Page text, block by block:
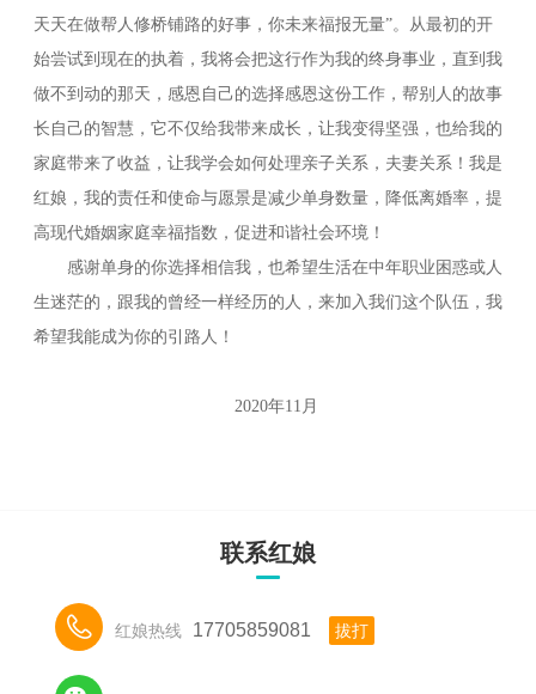
天天在做帮人修桥铺路的好事，你未来福报无量”。从最初的开
始尝试到现在的执着，我将会把这行作为我的终身事业，直到我
做不到动的那天，感恩自己的选择感恩这份工作，帮别人的故事
长自己的智慧，它不仅给我带来成长，让我变得坚强，也给我的
家庭带来了收益，让我学会如何处理亲子关系，夫妻关系！我是
红娘，我的责任和使命与愿景是减少单身数量，降低离婚率，提
高现代婚姻家庭幸福指数，促进和谐社会环境！
感谢单身的你选择相信我，也希望生活在中年职业困惑或人
生迷茫的，跟我的曾经一样经历的人，来加入我们这个队伍，我
希望我能成为你的引路人！
2020年11月
联系红娘
 红娘热线 17705859081 拔打